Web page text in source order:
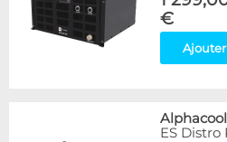
€
Alphacool
ES Distro